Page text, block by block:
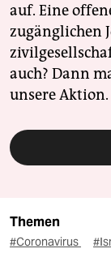
auf. Eine
zugänglichen
auch? Dann
unsere Aktion.
Themen
#Coronavirus